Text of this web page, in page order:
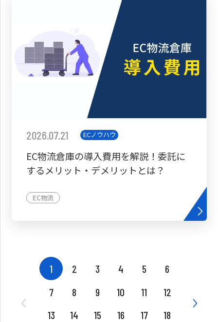
2026.07.21 ECノウハウ
EC物流倉庫の導入費用を解説！委託に
するメリット・デメリットとは？
EC物流
1 2 3 4 5
6
7
8 9 10 11
12
13
14 15 16 17
18